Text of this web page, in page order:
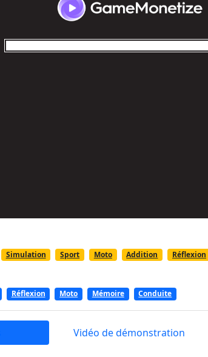
Simulation Sport Moto Addition Réflexion
Réflexion Moto Mémoire Conduite
Vidéo de démonstration